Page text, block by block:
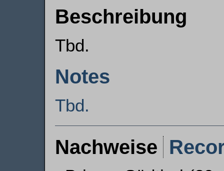
Beschreibung
Tbd.
Notes
Tbd.
Nachweise